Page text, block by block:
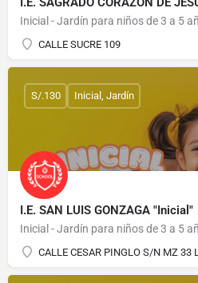
Inicial - Jardín para niños de 3 a 5
CALLE SUCRE 109
I.E. SAN LUIS GONZAGA "Inicial"
Inicial - Jardín para niños de 3 a 5
CALLE CESAR PINGLO S/N MZ 33
S/.130 Inicial, Jardín